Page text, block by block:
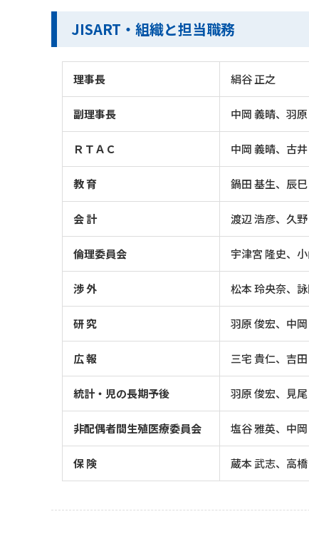
JISART・組織と担当職務
理事長 絹谷 正之
副理事長 中岡 義晴、羽
ＲＴＡＣ 中岡 義晴、古
教 育 鍋田 基生、辰
会 計 渡辺 浩彦、久
倫理委員会 宇津宮 隆史、
渉 外 松本 玲央奈、
研 究 羽原 俊宏、中
広 報 三宅 貴仁、吉
統計・児の長期予後 羽原 俊宏、見
非配偶者間生殖医療委員会 塩谷 雅英、中
保 険 蔵本 武志、高